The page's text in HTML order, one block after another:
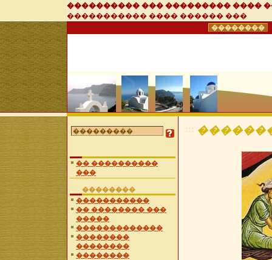
���������� ��� ��������� ����
����������� ���� ������ ���
��������
�� ����������
���
��������
�����������
�� �������� ���
�����
�������������
��������
��������
��������